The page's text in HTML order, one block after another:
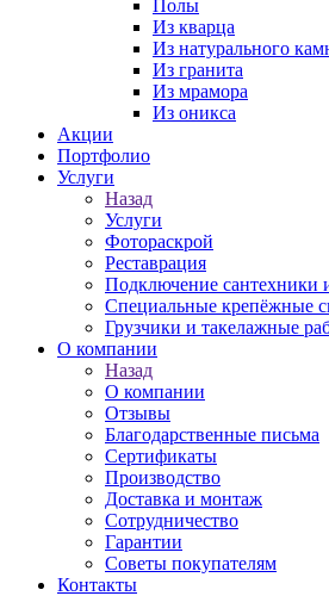
Полы
Из кварца
Из натурального
Из гранита
Из мрамора
Из оникса
Акции
Портфолио
Услуги
Назад
Услуги
Фотораскрой
Реставрация
Подключение сантехники
Специальные крепёжные
Грузчики и такелажные
О компании
Назад
О компании
Отзывы
Благодарственные письма
Сертификаты
Производство
Доставка и монтаж
Сотрудничество
Гарантии
Советы покупателям
Контакты